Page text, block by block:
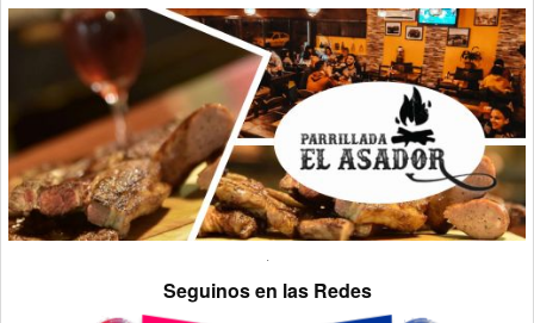
Seguinos en las Redes